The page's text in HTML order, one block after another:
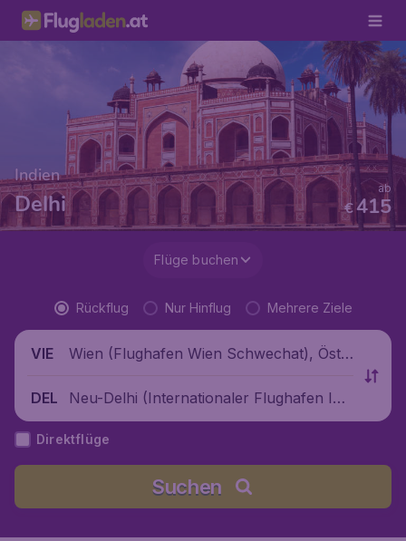
Indien
Delhi €415
ab
Flüge buchen
Rückflug Nur Hinflug Mehrere Ziele
VIE
Wien (Flughafen Wien Schwechat), Öste
DEL
Neu-Delhi (Internationaler Flughafen Indi
ra Gandhi), Indien
Direktflüge
Suchen